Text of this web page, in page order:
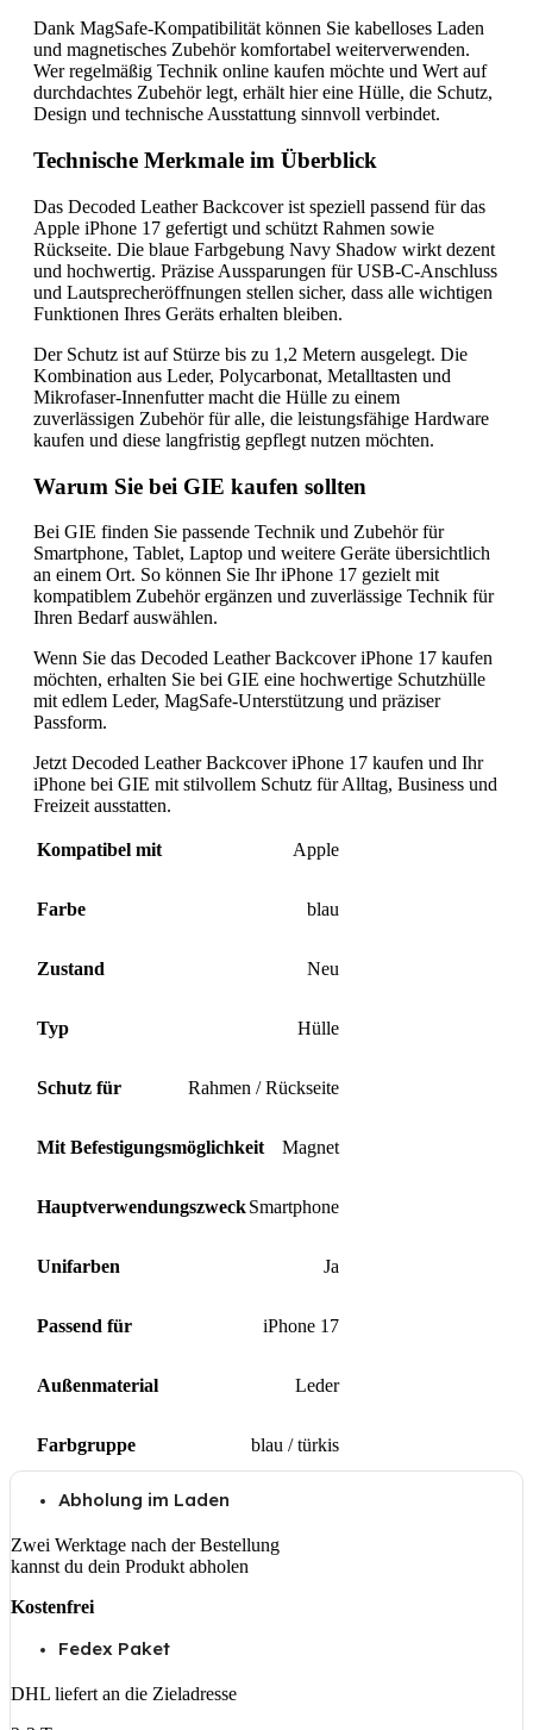
Dank MagSafe-Kompatibilität können Sie kabelloses Laden
und magnetisches Zubehör komfortabel weiterverwenden.
Wer regelmäßig Technik online kaufen möchte und Wert auf
durchdachtes Zubehör legt, erhält hier eine Hülle, die Schutz,
Design und technische Ausstattung sinnvoll verbindet.
Technische Merkmale im Überblick
Das Decoded Leather Backcover ist speziell passend für das
Apple iPhone 17 gefertigt und schützt Rahmen sowie
Rückseite. Die blaue Farbgebung Navy Shadow wirkt dezent
und hochwertig. Präzise Aussparungen für USB-C-Anschluss
und Lautsprecheröffnungen stellen sicher, dass alle wichtigen
Funktionen Ihres Geräts erhalten bleiben.
Der Schutz ist auf Stürze bis zu 1,2 Metern ausgelegt. Die
Kombination aus Leder, Polycarbonat, Metalltasten und
Mikrofaser-Innenfutter macht die Hülle zu einem
zuverlässigen Zubehör für alle, die leistungsfähige Hardware
kaufen und diese langfristig gepflegt nutzen möchten.
Warum Sie bei GIE kaufen sollten
Bei GIE finden Sie passende Technik und Zubehör für
Smartphone, Tablet, Laptop und weitere Geräte übersichtlich
an einem Ort. So können Sie Ihr iPhone 17 gezielt mit
kompatiblem Zubehör ergänzen und zuverlässige Technik für
Ihren Bedarf auswählen.
Wenn Sie das Decoded Leather Backcover iPhone 17 kaufen
möchten, erhalten Sie bei GIE eine hochwertige Schutzhülle
mit edlem Leder, MagSafe-Unterstützung und präziser
Passform.
Jetzt Decoded Leather Backcover iPhone 17 kaufen und Ihr
iPhone bei GIE mit stilvollem Schutz für Alltag, Business und
Freizeit ausstatten.
Kompatibel mit Apple
Farbe blau
Zustand Neu
Typ Hülle
Schutz für Rahmen / Rückseite
Mit Befestigungsmöglichkeit Magnet
HauptverwendungszweckSmartphone
Unifarben Ja
Passend für iPhone 17
Außenmaterial Leder
Farbgruppe blau / türkis
Abholung im Laden
Zwei Werktage nach der Bestellung
kannst du dein Produkt abholen
Kostenfrei
Fedex Paket
DHL liefert an die Zieladresse